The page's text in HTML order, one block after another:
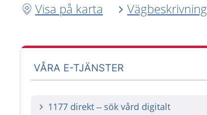
Visa på karta
Vägbeskrivning
VÅRA E-TJÄNSTER
1177 direkt – sök vård digitalt